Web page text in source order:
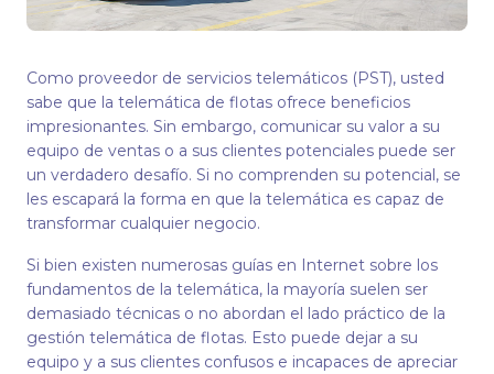
Como proveedor de servicios telemáticos (PST), usted
sabe que la telemática de flotas ofrece beneficios
impresionantes. Sin embargo, comunicar su valor a su
equipo de ventas o a sus clientes potenciales puede ser
un verdadero desafío. Si no comprenden su potencial, se
les escapará la forma en que la telemática es capaz de
transformar cualquier negocio.
Si bien existen numerosas guías en Internet sobre los
fundamentos de la telemática, la mayoría suelen ser
demasiado técnicas o no abordan el lado práctico de la
gestión telemática de flotas. Esto puede dejar a su
equipo y a sus clientes confusos e incapaces de apreciar